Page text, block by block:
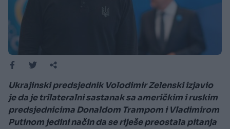
Ukrajinski predsjednik Volodimir Zelenski izjavio
je da je trilateralni sastanak sa američkim i ruskim
predsjednicima Donaldom Trampom i Vladimirom
Putinom jedini način da se riješe preostala pitanja